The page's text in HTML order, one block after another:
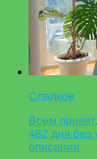
Сладкое
Всем
482 дня без
описании